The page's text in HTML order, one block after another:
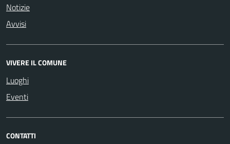
Notizie
Avvisi
VIVERE IL COMUNE
Luoghi
Eventi
CONTATTI